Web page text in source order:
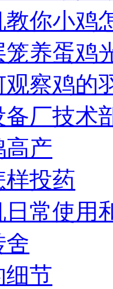
你小鸡
养蛋鸡
察鸡的
厂技术
高产
样投药
常使用
舍
细节